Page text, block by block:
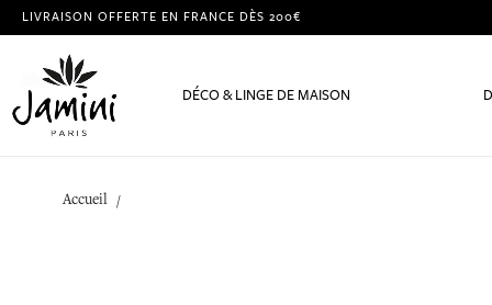
LIVRAISON OFFERTE EN FRANCE DÈS 200€
DÉCO & LINGE DE MAISON
Accueil